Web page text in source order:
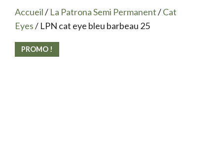
Accueil/ La Patrona Semi Permanent/Cat
Eyes/ LPN cat eye bleu barbeau 25
PROMO !